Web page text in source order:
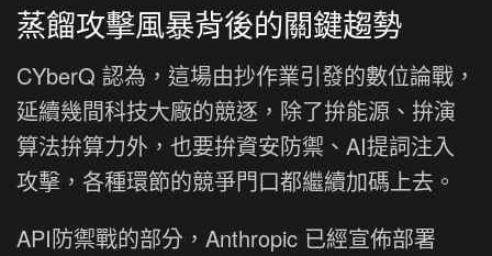
蒸餾攻擊風暴背後的關鍵趨勢
CYberQ 認為，這場由抄作業引發的數位論戰，
延續幾間科技大廠的競逐，除了拚能源、拚演
算法拚算力外，也要拚資安防禦、AI提詞注入
攻擊，各種環節的競爭門口都繼續加碼上去。
API防禦戰的部分，Anthropic 已經宣佈部署